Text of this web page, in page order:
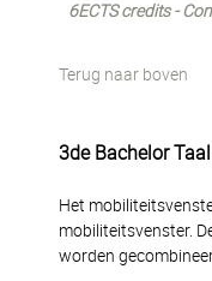
6ECTS credits -
Terug naar boven
3de Bachelor
Het
mobiliteitsvenster.
worden